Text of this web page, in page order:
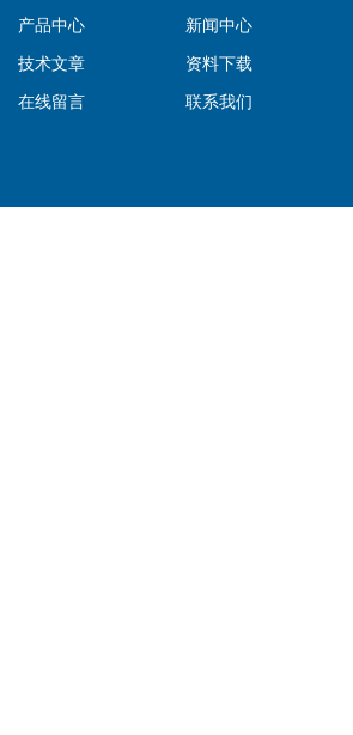
产品中心
新闻中心
技术文章
资料下载
在线留言
联系我们